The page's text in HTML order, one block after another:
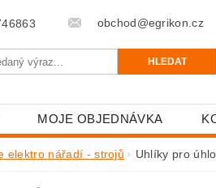
obchod@egrikon.cz
MOJE OBJEDNÁVKA
elektro nářadí - strojů Uhlíky pro